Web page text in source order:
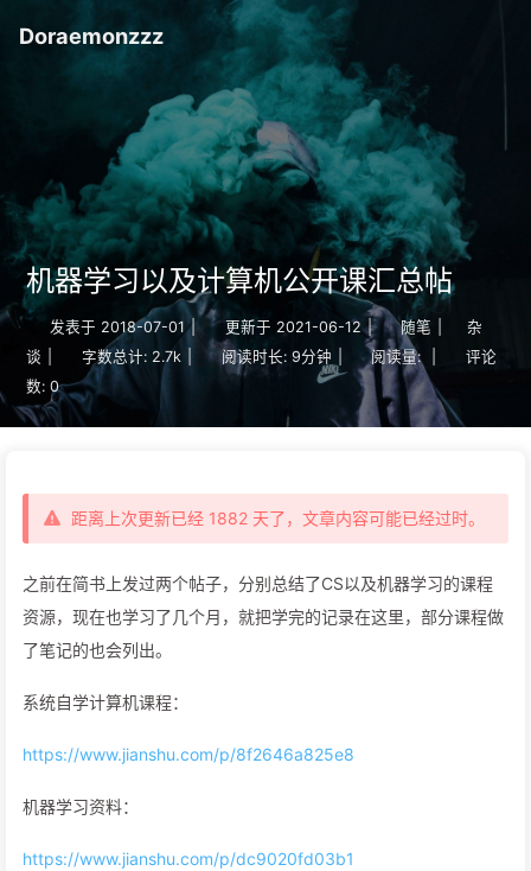
Doraemonzzz
机器学习以及计算机公开课汇总帖
发表于 2018-07-01 | 更新于 2021-06-12 | 随笔
杂
谈
字数总计: 2.7k 阅读时长: 9分钟 阅读量:
评论
数: 0
距离上次更新已经 1882 天了，文章内容可能已经过时。
之前在简书上发过两个帖子，分别总结了CS以及机器学习的课程
资源，现在也学习了几个月，就把学完的记录在这里，部分课程做
了笔记的也会列出。
系统自学计算机课程：
https://www.jianshu.com/p/8f2646a825e8
机器学习资料：
https://www.jianshu.com/p/dc9020fd03b1